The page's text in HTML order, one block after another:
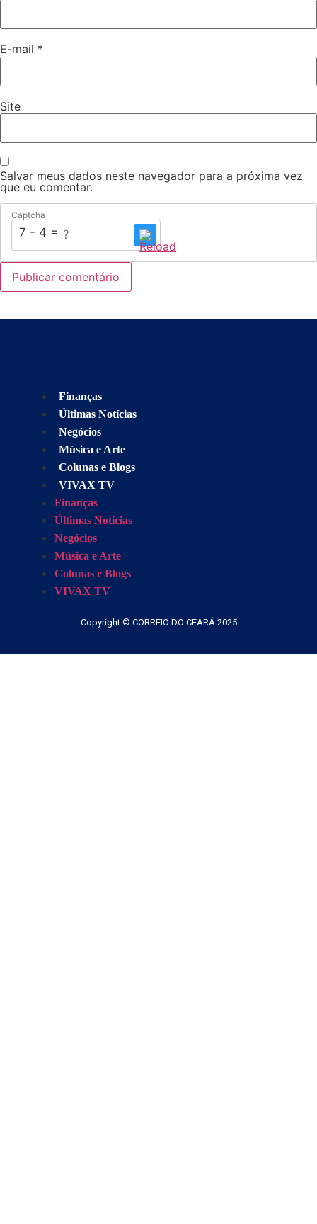
E-mail *
Site
Salvar meus dados neste navegador para a próxima vez
que eu comentar.
Captcha
7 - 4 = ?
Finanças
Últimas Notícias
Negócios
Música e Arte
Colunas e Blogs
VIVAX TV
Finanças
Últimas Notícias
Negócios
Música e Arte
Colunas e Blogs
VIVAX TV
Copyright © CORREIO DO CEARÁ 2025